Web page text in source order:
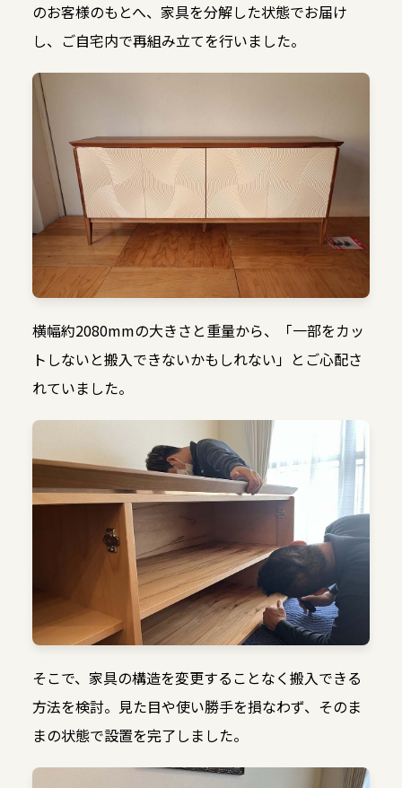
のお客様のもとへ、家具を分解した状態でお届け
し、ご自宅内で再組み立てを行いました。
横幅約2080mmの大きさと重量から、「一部をカッ
トしないと搬入できないかもしれない」とご心配さ
れていました。
そこで、家具の構造を変更することなく搬入できる
方法を検討。見た目や使い勝手を損なわず、そのま
まの状態で設置を完了しました。